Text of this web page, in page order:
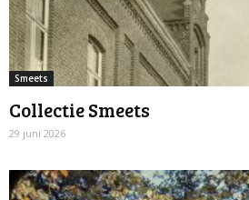
Smeets
Collectie Smeets
29 juni 2026